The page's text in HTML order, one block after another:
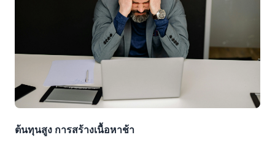
ต้นทุนสูง การสร้างเนื้อหาช้า